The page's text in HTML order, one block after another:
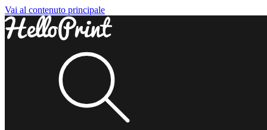
Vai al contenuto principale